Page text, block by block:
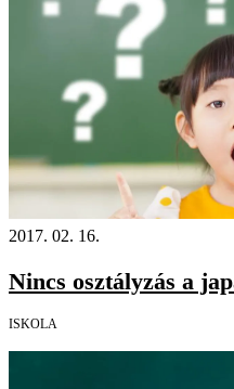
2017. 02. 16.
Nincs osztályzás a
ISKOLA